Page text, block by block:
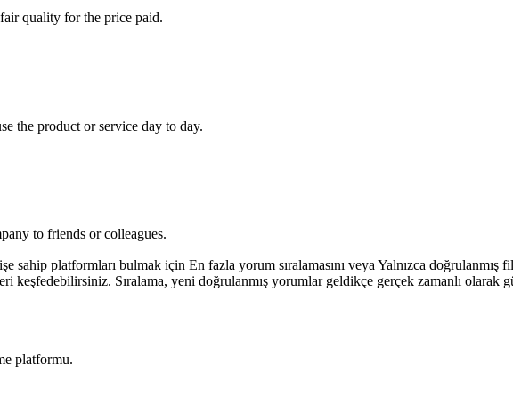
quality for the price paid.
the product or service day to day.
to friends or colleagues.
sahip platformları bulmak için En fazla yorum sıralamasını veya Yalnızca
keşfedebilirsiniz. Sıralama, yeni doğrulanmış yorumlar geldikçe gerçek zamanlı olarak
platformu.